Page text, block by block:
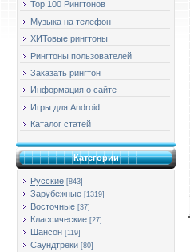
Top 100 Рингтонов
Музыка на телефон
ХИТовые рингтоны
Рингтоны пользователей
Заказать рингтон
Информация о сайте
Игры для Android
Каталог статей
Категории
Русские [843]
Зарубежные [1319]
Восточные [37]
Классические [27]
Шансон [119]
Саундтреки [80]